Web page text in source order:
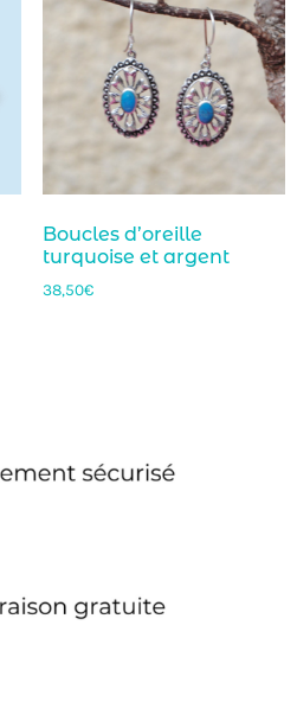
Boucles d’oreille
turquoise et argent
38,50€